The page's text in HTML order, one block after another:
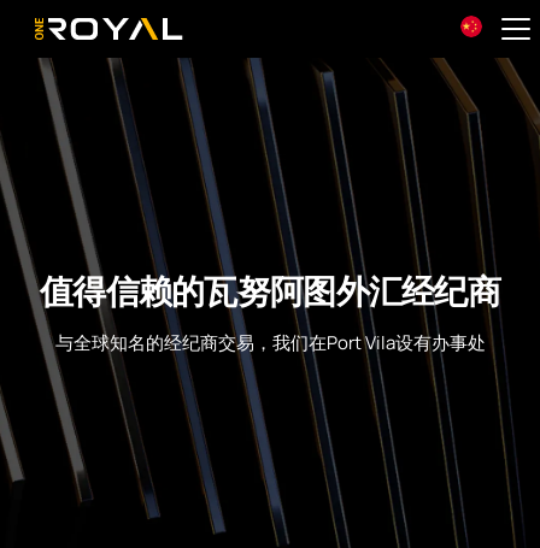
OneRoyal Home
值得信赖的瓦努阿图外汇经纪商
与全球知名的经纪商交易，我们在Port Vila设有办事处